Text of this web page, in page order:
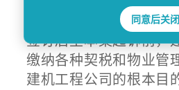
取的时间进行约定。《
签订后至本案起诉前，
缴纳各种契税和物业管
建机工程公司的根本目
同意后关闭